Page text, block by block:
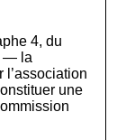
4, du
— la
l’association
une